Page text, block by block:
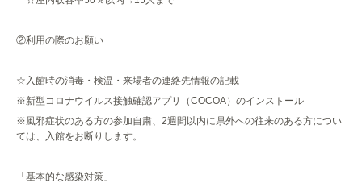
②利用の際のお願い
☆入館時の消毒・検温・来場者の連絡先情報の記載
※新型コロナウイルス接触確認アプリ（COCOA）のインストール
※風邪症状のある方の参加自粛、2週間以内に県外への往来のある方につい
ては、入館をお断りします。
「基本的な感染対策」